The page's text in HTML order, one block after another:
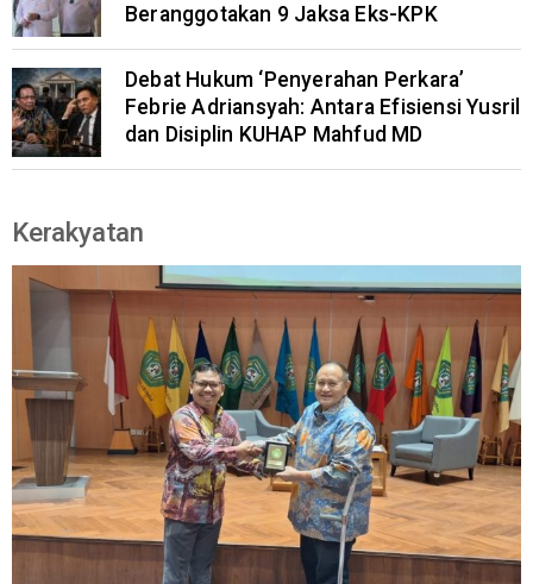
Beranggotakan 9 Jaksa Eks-KPK
Debat Hukum ‘Penyerahan Perkara’
Febrie Adriansyah: Antara Efisiensi Yusril
dan Disiplin KUHAP Mahfud MD
Kerakyatan